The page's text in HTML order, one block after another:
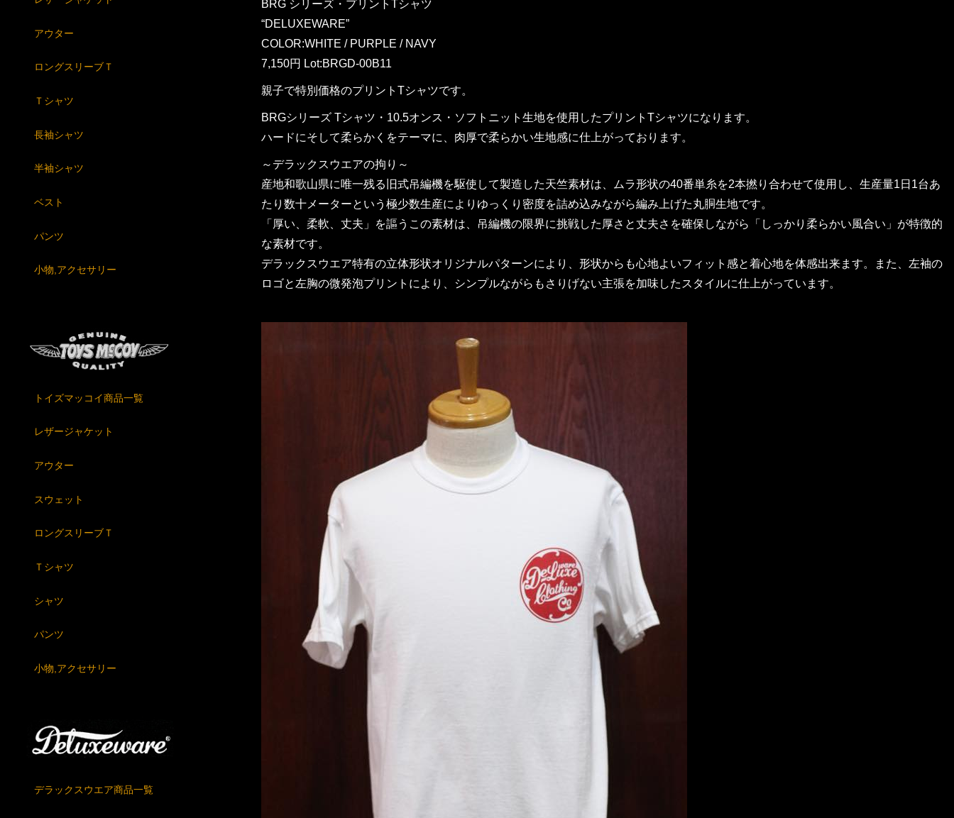
BRG シリーズ・プリントTシャツ
“DELUXEWARE”
COLOR:WHITE / PURPLE / NAVY
7,150円 Lot:BRGD-00B11
親子で特別価格のプリントTシャツです。
BRGシリーズ Tシャツ・10.5オンス・ソフトニット生地を使用したプリントTシャツになります。
ハードにそして柔らかくをテーマに、肉厚で柔らかい生地感に仕上がっております。
～デラックスウエアの拘り～
産地和歌山県に唯一残る旧式吊編機を駆使して製造した天竺素材は、ムラ形状の40番単糸を2本撚り合わせて使用し、生産量1日1台あ
たり数十メーターという極少数生産によりゆっくり密度を詰め込みながら編み上げた丸胴生地です。
「厚い、柔軟、丈夫」を謳うこの素材は、吊編機の限界に挑戦した厚さと丈夫さを確保しながら「しっかり柔らかい風合い」が特徴的
な素材です。
デラックスウエア特有の立体形状オリジナルパターンにより、形状からも心地よいフィット感と着心地を体感出来ます。また、左袖の
ロゴと左胸の微発泡プリントにより、シンプルながらもさりげない主張を加味したスタイルに仕上がっています。
アウター
ロングスリーブＴ
Ｔシャツ
長袖シャツ
半袖シャツ
ベスト
パンツ
小物,アクセサリー
トイズマッコイ商品一覧
レザージャケット
アウター
スウェット
ロングスリーブＴ
Ｔシャツ
シャツ
パンツ
小物,アクセサリー
デラックスウエア商品一覧